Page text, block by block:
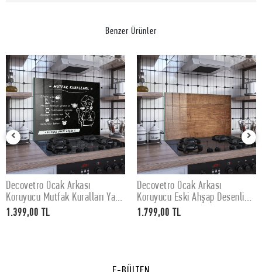
Benzer Ürünler
SEPETE EKLE
Decovetro Ocak Arkası
Koruyucu Mutfak Kuralları Yazı
Desenli 60x52Cm
1.399,00 TL
SEPETE EKLE
Decovetro Ocak Arkası
Koruyucu Eski Ahşap Desenli
76x50cm
1.799,00 TL